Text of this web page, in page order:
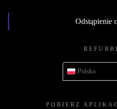
Odstąpienie
Polska
POBIERZ